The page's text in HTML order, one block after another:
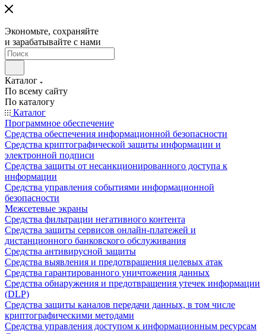
Экономьте, сохраняйте
и зарабатывайте с нами
Каталог
По всему сайту
По каталогу
Каталог
Программное обеспечение
Средства обеспечения информационной безопасности
Средства криптографической защиты информации и
электронной подписи
Средства защиты от несанкционированного доступа к
информации
Средства управления событиями информационной
безопасности
Межсетевые экраны
Средства фильтрации негативного контента
Средства защиты сервисов онлайн-платежей и
дистанционного банковского обслуживания
Средства антивирусной защиты
Средства выявления и предотвращения целевых атак
Средства гарантированного уничтожения данных
Средства обнаружения и предотвращения утечек информации
(DLP)
Средства защиты каналов передачи данных, в том числе
криптографическими методами
Средства управления доступом к информационным ресурсам